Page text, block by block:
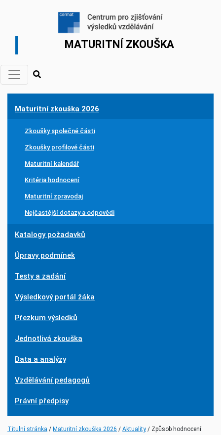
MATURITNÍ ZKOUŠKA
Maturitní zkouška 2026
Zkoušky společné části
Zkoušky profilové části
Maturitní kalendář
Kritéria hodnocení
Maturitní zpravodaj
Nejčastější dotazy a odpovědi
Katalogy požadavků
Úpravy podmínek
Testy a zadání
Výsledkový portál žáka
Přezkum výsledků
Jednotlivá zkouška
Data a analýzy
Vzdělávání pedagogů
Právní předpisy
Titulní stránka Maturitní zkouška 2026 (current)
Aktuality(current)
Způsob hodnocení